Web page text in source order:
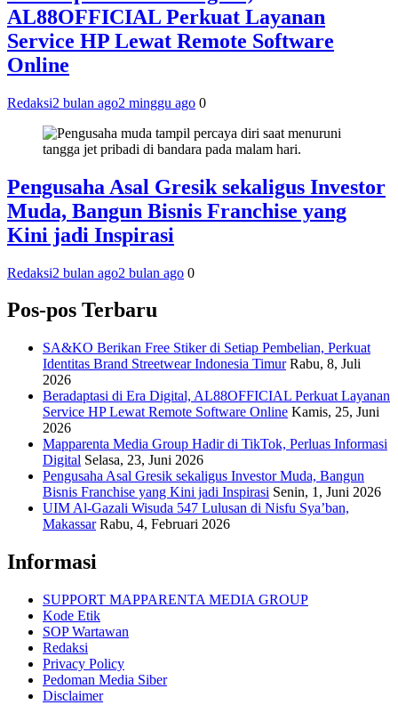
AL88OFFICIAL Perkuat Layanan
Service HP Lewat Remote Software
Online
Redaksi2 bulan ago2 minggu ago 0
Pengusaha Asal Gresik sekaligus Investor
Muda, Bangun Bisnis Franchise yang
Kini jadi Inspirasi
Redaksi2 bulan ago2 bulan ago 0
Pos-pos Terbaru
SA&KO Berikan Free Stiker di Setiap Pembelian, Perkuat
Identitas Brand Streetwear Indonesia Timur Rabu, 8, Juli
2026
Beradaptasi di Era Digital, AL88OFFICIAL Perkuat Layanan
Service HP Lewat Remote Software Online Kamis, 25, Juni
2026
Mapparenta Media Group Hadir di TikTok, Perluas Informasi
Digital Selasa, 23, Juni 2026
Pengusaha Asal Gresik sekaligus Investor Muda, Bangun
Bisnis Franchise yang Kini jadi Inspirasi Senin, 1, Juni 2026
UIM Al-Gazali Wisuda 547 Lulusan di Nisfu Sya’ban,
Makassar Rabu, 4, Februari 2026
Informasi
SUPPORT MAPPARENTA MEDIA GROUP
Kode Etik
SOP Wartawan
Redaksi
Privacy Policy
Pedoman Media Siber
Disclaimer